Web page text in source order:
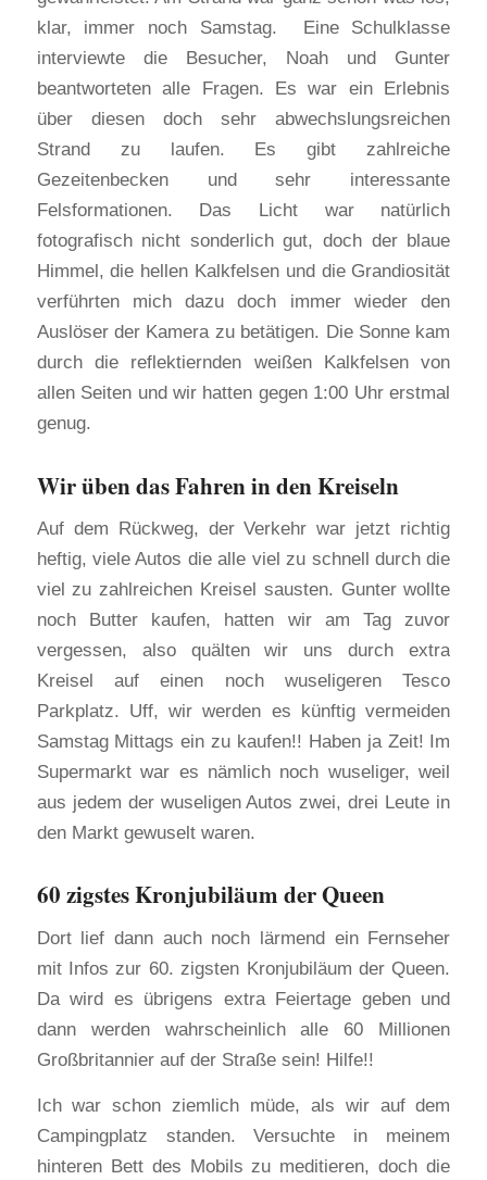
klar, immer noch Samstag. Eine Schulklasse
interviewte die Besucher, Noah und Gunter
beantworteten alle Fragen. Es war ein Erlebnis
über diesen doch sehr abwechslungsreichen
Strand zu laufen. Es gibt zahlreiche
Gezeitenbecken und sehr interessante
Felsformationen. Das Licht war natürlich
fotografisch nicht sonderlich gut, doch der blaue
Himmel, die hellen Kalkfelsen und die Grandiosität
verführten mich dazu doch immer wieder den
Auslöser der Kamera zu betätigen. Die Sonne kam
durch die reflektiernden weißen Kalkfelsen von
allen Seiten und wir hatten gegen 1:00 Uhr erstmal
genug.
Wir üben das Fahren in den Kreiseln
Auf dem Rückweg, der Verkehr war jetzt richtig
heftig, viele Autos die alle viel zu schnell durch die
viel zu zahlreichen Kreisel sausten. Gunter wollte
noch Butter kaufen, hatten wir am Tag zuvor
vergessen, also quälten wir uns durch extra
Kreisel auf einen noch wuseligeren Tesco
Parkplatz. Uff, wir werden es künftig vermeiden
Samstag Mittags ein zu kaufen!! Haben ja Zeit! Im
Supermarkt war es nämlich noch wuseliger, weil
aus jedem der wuseligen Autos zwei, drei Leute in
den Markt gewuselt waren.
60 zigstes Kronjubiläum der Queen
Dort lief dann auch noch lärmend ein Fernseher
mit Infos zur 60. zigsten Kronjubiläum der Queen.
Da wird es übrigens extra Feiertage geben und
dann werden wahrscheinlich alle 60 Millionen
Großbritannier auf der Straße sein! Hilfe!!
Ich war schon ziemlich müde, als wir auf dem
Campingplatz standen. Versuchte in meinem
hinteren Bett des Mobils zu meditieren, doch die